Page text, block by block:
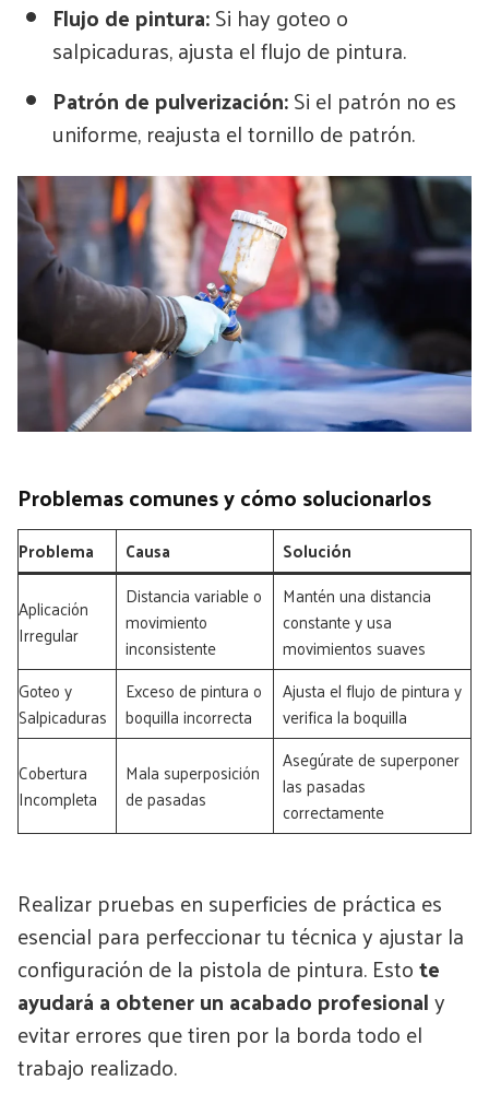
Flujo de pintura:Si hay goteo o
salpicaduras, ajusta el flujo de pintura.
Patrón de pulverización:Si el patrón no es
uniforme, reajusta el tornillo de patrón.
Problemas comunes y cómo solucionarlos
Problema Causa
Solución
Aplicación
Irregular
Distancia variable o
movimiento
inconsistente
Mantén una distancia
constante y usa
movimientos suaves
Goteo y
Salpicaduras
Exceso de pintura o
boquilla incorrecta
Ajusta el flujo de pintura y
verifica la boquilla
Cobertura
Incompleta
Mala superposición
de pasadas
Asegúrate de superponer
las pasadas
correctamente
Realizar pruebas en superficies de práctica es
esencial para perfeccionar tu técnica y ajustar la
configuración de la pistola de pintura. Estote
ayudará a obtener un acabado profesionaly
evitar errores que tiren por la borda todo el
trabajo realizado.